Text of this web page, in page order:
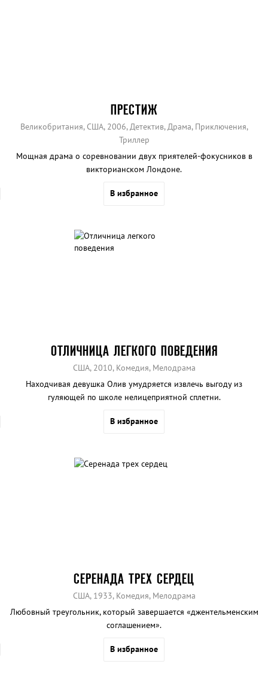
ПРЕСТИЖ
Великобритания, США, 2006, Детектив, Драма, Приключения,
Триллер
Мощная драма о соревновании двух приятелей-фокусников в
викторианском Лондоне.
В избранное
ОТЛИЧНИЦА ЛEГКОГО ПОВЕДЕНИЯ
США, 2010, Комедия, Мелодрама
Находчивая девушка Олив умудряется извлечь выгоду из
гуляющей по школе нелицеприятной сплетни.
В избранное
СЕРЕНАДА ТРЕХ СЕРДЕЦ
США, 1933, Комедия, Мелодрама
Любовный треугольник, который завершается «джентельменским
соглашением».
В избранное